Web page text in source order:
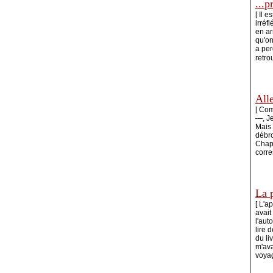
[ Il
en
a
[
—,
La
[
avait
lire
du